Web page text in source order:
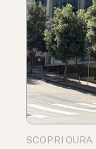
SCOPRI OURA